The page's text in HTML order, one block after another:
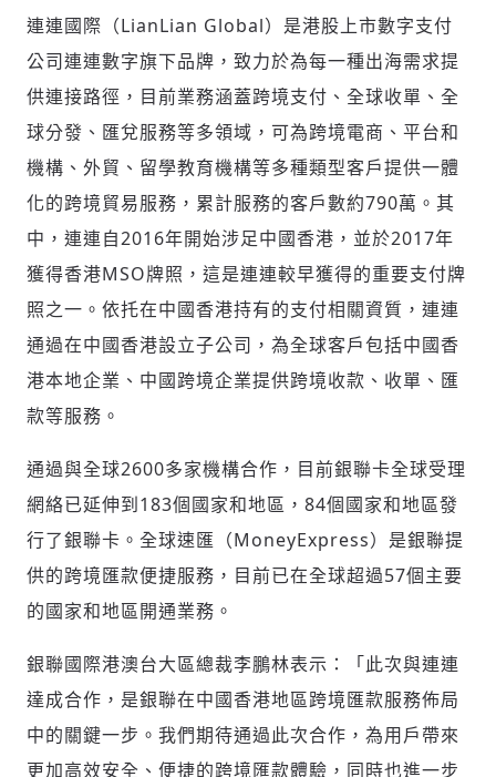
登入或註冊
歡迎您加入《旭時報》
掌握國際政經脈動
參與下一波全球科技革命
輸入 Email 驗證碼
請輸入發送到的驗證碼
驗證
連連國際（LianLian Global）是港股上市數字支付
公司連連數字旗下品牌，致力於為每一種出海需求提
供連接路徑，目前業務涵蓋跨境支付、全球收單、全
球分發、匯兌服務等多領域，可為跨境電商、平台和
機構、外貿、留學教育機構等多種類型客戶提供一體
化的跨境貿易服務，累計服務的客戶數約790萬。其
中，連連自2016年開始涉足中國香港，並於2017年
獲得香港MSO牌照，這是連連較早獲得的重要支付牌
照之一。依托在中國香港持有的支付相關資質，連連
通過在中國香港設立子公司，為全球客戶包括中國香
港本地企業、中國跨境企業提供跨境收款、收單、匯
款等服務。
通過與全球2600多家機構合作，目前銀聯卡全球受理
網絡已延伸到183個國家和地區，84個國家和地區發
行了銀聯卡。全球速匯（MoneyExpress）是銀聯提
供的跨境匯款便捷服務，目前已在全球超過57個主要
的國家和地區開通業務。
銀聯國際港澳台大區總裁李鵬林表示：「此次與連連
達成合作，是銀聯在中國香港地區跨境匯款服務佈局
中的關鍵一步。我們期待通過此次合作，為用戶帶來
更加高效安全、便捷的跨境匯款體驗，同時也進一步